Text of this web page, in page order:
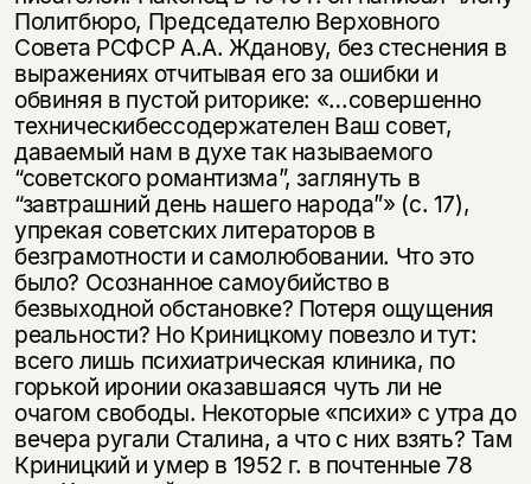
Политбюро, Председателю Верховного
Совета РСФСР А.А. Жданову, без стеснения в
выражениях отчитывая его за ошибки и
обвиняя в пустой риторике: «…совершенно
техническибессодержателен Ваш совет,
даваемый нам в духе так называемого
“советского романтизма”, заглянуть в
“завтрашний день нашего народа”» (с. 17),
упрекая советских литераторов в
безграмотности и самолюбовании. Что это
было? Осознанное самоубийство в
безвыходной обстановке? Потеря ощущения
реальности? Но Криницкому повезло и тут:
всего лишь психиатрическая клиника, по
горькой иронии оказавшаяся чуть ли не
очагом свободы. Некоторые «психи» с утра до
вечера ругали Сталина, а что с них взять? Там
Криницкий и умер в 1952 г. в почтенные 78